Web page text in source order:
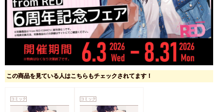
この商品を見ている人はこちらもチェックされてます！
コミック コミック